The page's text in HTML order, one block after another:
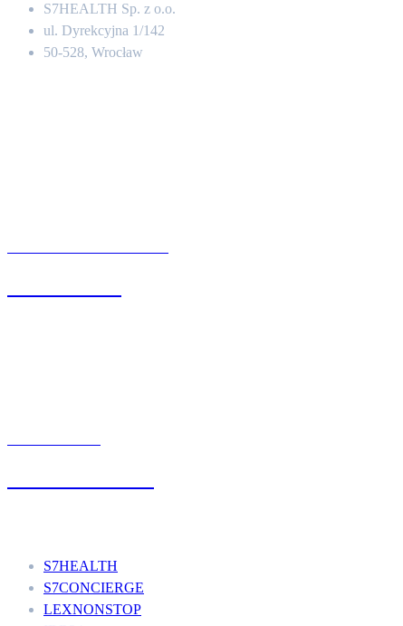
S7HEALTH Sp. z o.o.
ul. Dyrekcyjna 1/142
50-528, Wrocław
S7HEALTH
S7CONCIERGE
LEXNONSTOP